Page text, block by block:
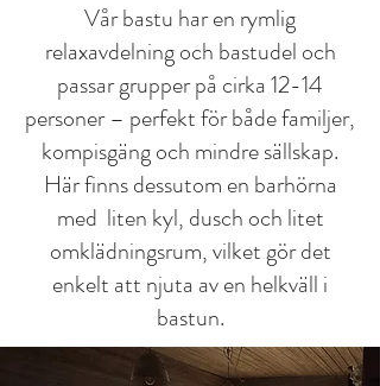
Vår bastu har en rymlig
relaxavdelning och bastudel och
passar grupper på cirka 12-14
personer – perfekt för både familjer,
kompisgäng och mindre sällskap.
Här finns dessutom en barhörna
med liten kyl, dusch och litet
omklädningsrum, vilket gör det
enkelt att njuta av en helkväll i
bastun.